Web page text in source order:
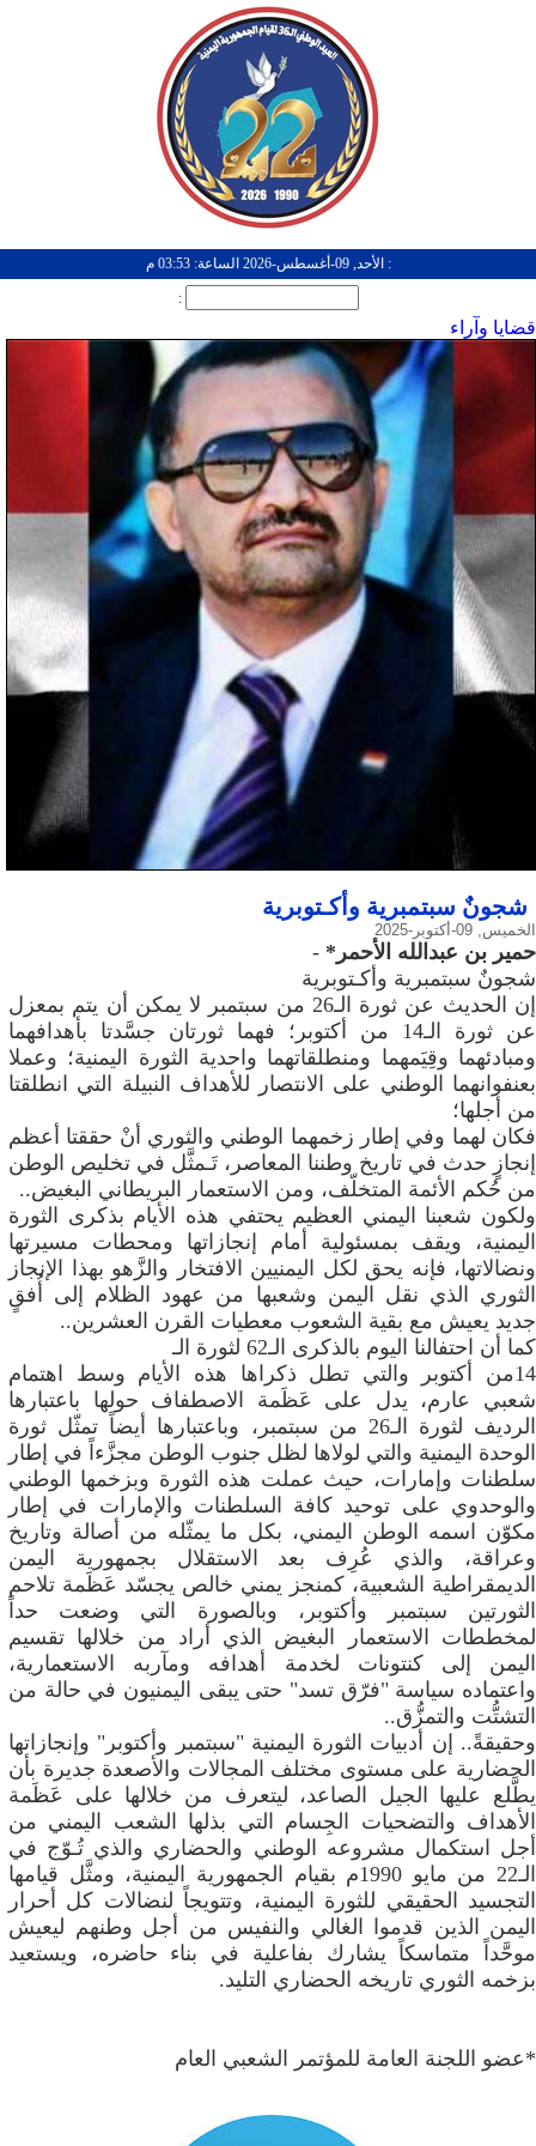
: الأحد, 09-أغسطس-2026 الساعة: 03:53 م
:
قضايا وآراء
شجونٌ سبتمبرية وأكـتوبرية
الخميس, 09-أكتوبر-2025
حمير بن عبدالله الأحمر* -
شجونٌ سبتمبرية وأكـتوبرية
إن الحديث عن ثورة الـ26 من سبتمبر لا يمكن أن يتم بمعزل
عن ثورة الـ14 من أكتوبر؛ فهما ثورتان جسَّدتا بأهدافهما
ومبادئهما وقِيَمهما ومنطلقاتهما واحدية الثورة اليمنية؛ وعملا
بعنفوانهما الوطني على الانتصار للأهداف النبيلة التي انطلقتا
من أجلها؛
فكان لهما وفي إطار زخمهما الوطني والثوري أنْ حققتا أعظم
إنجازٍ حدث في تاريخ وطننا المعاصر، تَـمثَّل في تخليص الوطن
من حُكم الأئمة المتخلّف، ومن الاستعمار البريطاني البغيض..
ولكون شعبنا اليمني العظيم يحتفي هذه الأيام بذكرى الثورة
اليمنية، ويقف بمسئولية أمام إنجازاتها ومحطات مسيرتها
ونضالاتها، فإنه يحق لكل اليمنيين الافتخار والزَّهو بهذا الإنجاز
الثوري الذي نقل اليمن وشعبها من عهود الظلام إلى أُفقٍ
جديد يعيش مع بقية الشعوب معطيات القرن العشرين..
كما أن احتفالنا اليوم بالذكرى الـ62 لثورة الـ
14من أكتوبر والتي تطل ذكراها هذه الأيام وسط اهتمام
شعبي عارم، يدل على عَظَمة الاصطفاف حولها باعتبارها
الرديف لثورة الـ26 من سبتمبر، وباعتبارها أيضاً تمثّل ثورة
الوحدة اليمنية والتي لولاها لظل جنوب الوطن مجزَّءاً في إطار
سلطنات وإمارات، حيث عملت هذه الثورة وبزخمها الوطني
والوحدوي على توحيد كافة السلطنات والإمارات في إطار
مكوّن اسمه الوطن اليمني، بكل ما يمثّله من أصالة وتاريخ
وعراقة، والذي عُرِف بعد الاستقلال بجمهورية اليمن
الديمقراطية الشعبية، كمنجز يمني خالص يجسّد عَظَمة تلاحم
الثورتين سبتمبر وأكتوبر، وبالصورة التي وضعت حداً
لمخططات الاستعمار البغيض الذي أراد من خلالها تقسيم
اليمن إلى كنتونات لخدمة أهدافه ومآربه الاستعمارية،
واعتماده سياسة "فرّق تسد" حتى يبقى اليمنيون في حالة من
التشتُّت والتمزُّق..
وحقيقةً.. إن أدبيات الثورة اليمنية "سبتمبر وأكتوبر" وإنجازاتها
الحضارية على مستوى مختلف المجالات والأصعدة جديرة بأن
يطَّلع عليها الجيل الصاعد، ليتعرف من خلالها على عَظَمة
الأهداف والتضحيات الجِسام التي بذلها الشعب اليمني من
أجل استكمال مشروعه الوطني والحضاري والذي تُـوّج في
الـ22 من مايو 1990م بقيام الجمهورية اليمنية، ومثَّل قيامها
التجسيد الحقيقي للثورة اليمنية، وتتويجاً لنضالات كل أحرار
اليمن الذين قدموا الغالي والنفيس من أجل وطنهم ليعيش
موحَّداً متماسكاً يشارك بفاعلية في بناء حاضره، ويستعيد
بزخمه الثوري تاريخه الحضاري التليد.
*عضو اللجنة العامة للمؤتمر الشعبي العام